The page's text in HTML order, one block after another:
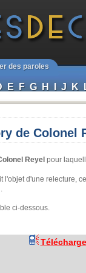
des paroles
E F G H I J K
de Colonel
Reyel pour
l'objet d'une relecture,
ci-dessous.